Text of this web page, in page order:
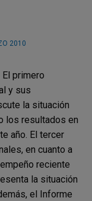
2010
primero
y sus
la situación
los resultados en
año. El tercer
en cuanto a
reciente
la situación
el Informe